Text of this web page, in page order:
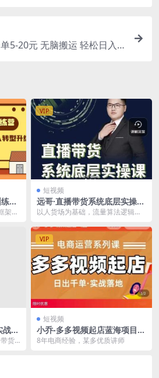
5-20元 无脑搬运 轻松日入1
速
架拆
VIP
短视频
远哥·直播带货系统底层实操
课，助你更快突破从0~1，爆
以人货场为基础，流量算法逻辑为
带货5大底层逻辑...
课
10
货
VIP
短视频
小乔-多多视频起店蓝海项目：
日出千单实战落地（价值299
8年电商经验，某多优质讲师